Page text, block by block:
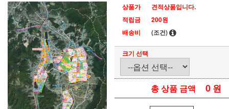
상품가
견적상품입니다.
적립금
200원
배송비
(조건)
크기 선택
총 상품 금액 0 원